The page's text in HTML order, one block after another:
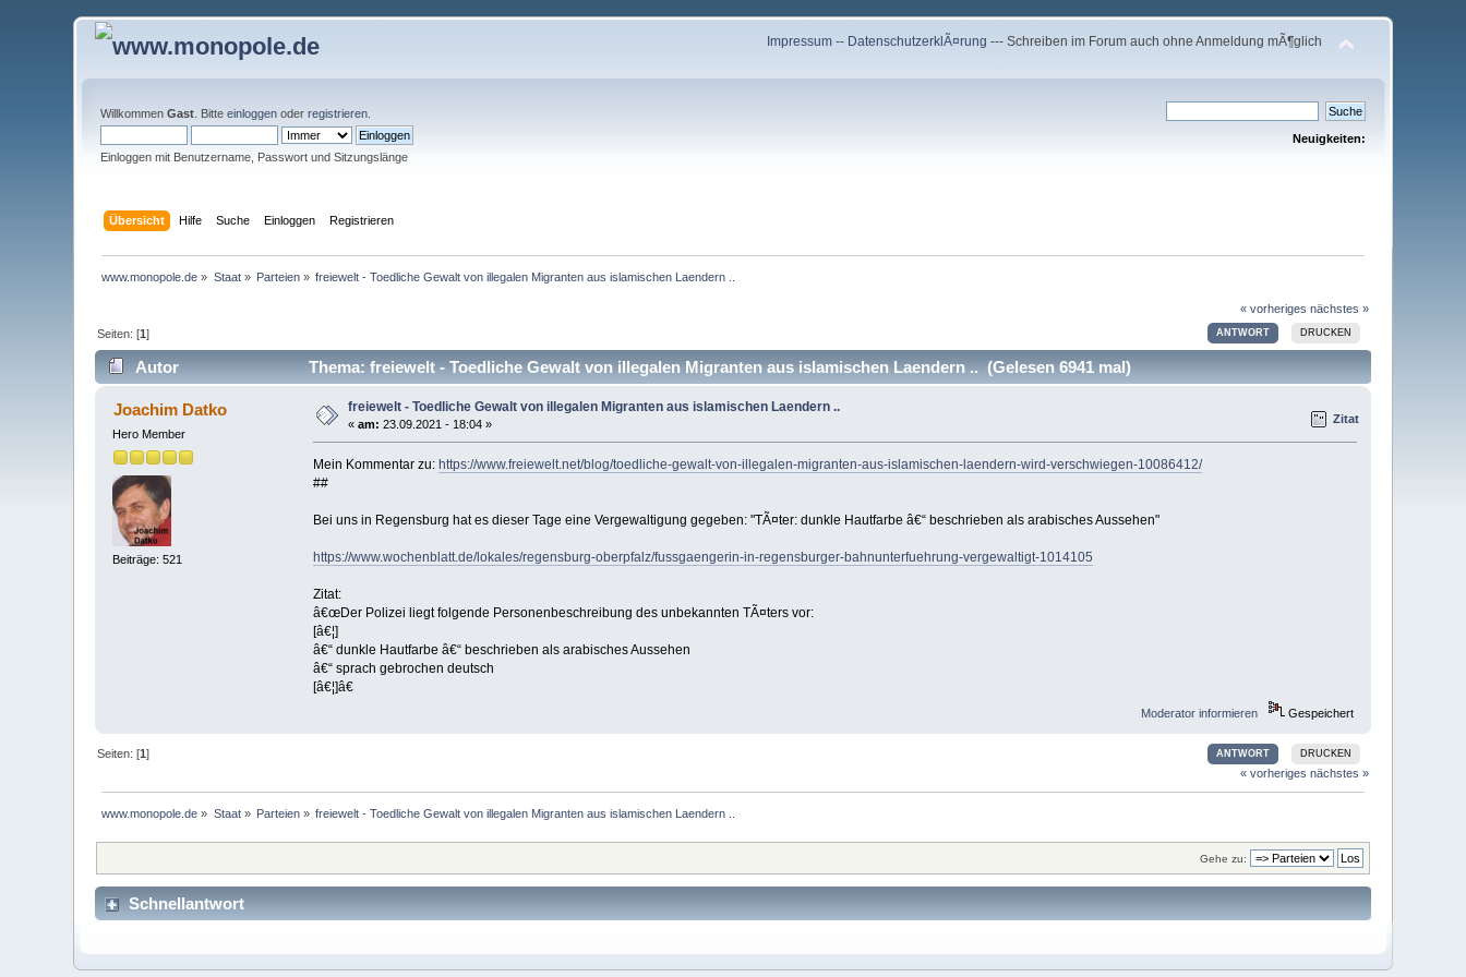
Impressum -- DatenschutzerklÃ¤rung --- Schreiben im Forum auch ohne Anmeldung mÃ¶glich
WillkommenGast . Bitteeinloggen oderregistrieren
Einloggen mit Benutzername, Passwort und Sitzungslänge
Neuigkeiten:
Übersicht Hilfe Suche Einloggen Registrieren
www.monopole.de » Staat» Parteien » freiewelt - Toedliche Gewalt von illegalen Migranten aus islamischen Laendern ..
« vorheriges nächstes »
ANTWORT DRUCKEN
Seiten: [1]
Autor Thema: freiewelt - Toedliche Gewalt von illegalen Migranten aus islamischen Laendern .. (Gelesen 6941 mal)
Joachim Datko
Hero Member
Beiträge: 521
freiewelt - Toedliche Gewalt von illegalen Migranten aus islamischen Laendern ..
«am: 23.09.2021 - 18:04 » Zitat
Mein Kommentar zu: https://www.freiewelt.net/blog/toedliche-gewalt-von-illegalen-migranten-aus-islamischen-laendern-wird-verschwiegen-10086412/
##
Bei uns in Regensburg hat es dieser Tage eine Vergewaltigung gegeben: "TÃ¤ter: dunkle Hautfarbe â€“ beschrieben als arabisches Aussehen"
https://www.wochenblatt.de/lokales/regensburg-oberpfalz/fussgaengerin-in-regensburger-bahnunterfuehrung-vergewaltigt-1014105
Zitat:
â€œDer Polizei liegt folgende Personenbeschreibung des unbekannten TÃ¤ters vor:
[â€¦]
â€“ dunkle Hautfarbe â€“ beschrieben als arabisches Aussehen
â€“ sprach gebrochen deutsch
[â€¦]â€
Moderator informieren Gespeichert
ANTWORT DRUCKEN
Seiten: [1]
« vorheriges nächstes »
www.monopole.de » Staat» Parteien » freiewelt - Toedliche Gewalt von illegalen Migranten aus islamischen Laendern ..
Gehe zu:
Schnellantwort